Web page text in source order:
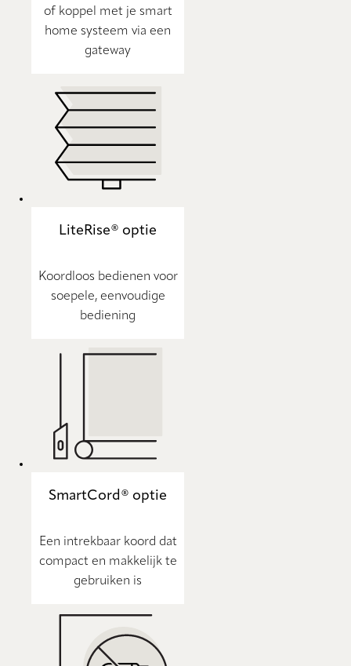
of koppel met je smart
home systeem via een
gateway
LiteRise® optie
Koordloos bedienen voor
soepele, eenvoudige
bediening
SmartCord® optie
Een intrekbaar koord dat
compact en makkelijk te
gebruiken is